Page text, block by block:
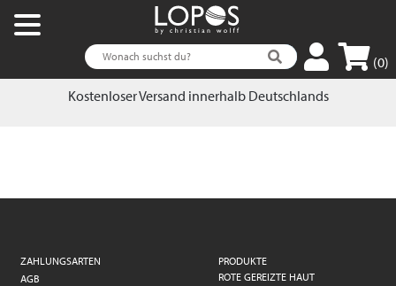
(0)
Kostenloser Versand innerhalb Deutschlands
ZAHLUNGSARTEN
AGB
PRODUKTE
ROTE GEREIZTE HAUT